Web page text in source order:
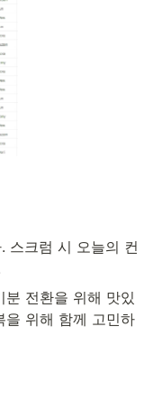
스크럼 시 오늘의 컨
전환을 위해 맛있
을 위해 함께 고민하